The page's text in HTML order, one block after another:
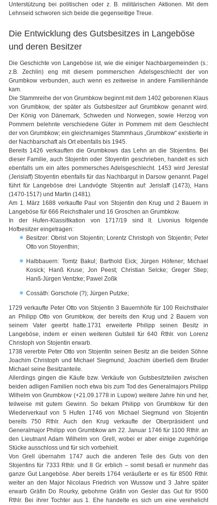
Unterstützung bei politischen oder z. B. militärischen Aktionen. Mit dem
Lehnseid schworen sich beide die gegenseitige Treue.
Die Entwicklung des Gutsbesitzes in Langeböse
und deren Besitzer
Die Geschichte von Langeböse ist, wie die einiger Nachbargemeinden (s.:
z.B. Zechlin) eng mit diesem pommerschen Adelsgeschlecht der von
Grumbkow verbunden, auch wenn es zeitweise in andere Familienhände
kam.
Die Stammreihe der von Grumbkow beginnt mit dem 1402 geborenen Klaus
von Grumbkow, der später als Gutsbesitzer auf Grumbkow genannt wird.
Der König von Dänemark, Schweden und Norwegen, sowie Herzog von
Pommern belehnte verschiedene Güter in Pommern mit dem Geschlecht
der von Grumbkow; ein gleichnamiges Stammhaus „Grumbkow“ existierte in
der Nachbarschaft als Ort ebenfalls bis 1945.
Bereits 1426 verkauften die Grumbkows das Lehn an die Stojentins. Bei
dieser Familie, auch Stojentin oder Stoyentin geschrieben, handelt es sich
ebenfalls um ein altes pommersches Adelsgeschlecht. 1453 wird Jereslaf
(Jerislaff) Stoyentin ebenfalls für das Nachbargut in Darsow genannt. Pagel
führt für Langeböse drei Landvögte Stojentin auf: Jerislaff (1473), Hans
(1470-1517) und Martin (1481).
Am 1. März 1688 verkaufte Paul von Stojentin den Krug und 2 Bauern in
Langeböse für 666 Reichsthaler und 16 Groschen an Grumbkow.
In der Hufen-Klassifikation von 1717/19 sind lt. Livonius folgende
Hofbesitzer eingetragen:
Besitzer: Obrist von Stojentin; Lorentz Christoph von Stojentin; Peter
Otto von Stoyenthin;
Halbbauern: Tomtz Bakul; Barthold Eick; Jürgen Höfener; Michael
Kosick; Hanß Kruse; Jon Peest; Christian Selcke; Greger Stiep;
Hanß-Jürgen Ventzke; Pawel Zoßk
Cossäth: Gorschole (?); Jürgen Putzke;
1729 verkaufte Peter Otto von Stojentin 3 Bauernhöfe für 100 Reichsthaler
an Philipp Otto von Grumbkow, der bereits den Krug und 2 Bauern von
seinem Vater geerbt hatte.1731 erweiterte Philipp seinen Besitz in
Langeböse, indem er einen weiteren Gutsteil für 640 Rthlr. von Lorenz
Christoph von Stojentin erwarb.
1738 vererbte Peter Otto von Stojentin seinen Besitz an die beiden Söhne
Joachim Christoph und Michael Siegmund; Joachim überließ dem Bruder
Michael seine Besitzanteile.
Allerdings gingen die Käufe bzw. Verkäufe von Gutsbesitzteilen zwischen
beiden adligen Familien noch etwa bis zum Tod des Generalmajors Philipp
Wilhelm von Grumbkow (+21.09.1778 in Lupow) weitere Jahre hin und her,
teilweise mit gutem Gewinn. So bekam Philipp von Grumbkow für den
Wiederverkauf von 5 Hufen 1746 von Michael Siegmund von Stojentin
bereits 750 Rthlr. Auch den Krug verkaufte der Oberpräsident und
Generalmajor Philipp von Grumbkow am 22. Januar 1746 für 1100 Rthlr. an
den Lieutnant Adam Wilhelm von Grell, wobei er aber einige zugehörige
Stücke ausschloss und für sich vorbehielt.
Von Grell übernahm 1747 auch die anderen Teile des Guts von den
Stojentins für 7333 Rthlr. und 8 Gr. erblich – somit besaß er nunmehr das
ganze Gut Langeböse. Aber bereits 1764 veräußerte er es für 8500 Rthlr.
weiter an den Major Nicolaus Friedrich von Wussow und 3 Jahre später
erwarb Gräfin Do Rourky, gebohrne Gräfin von Gesler das Gut für 9500
Rthlr. Bei ihrer Tochter aus 1. Ehe handelte es sich um eine verehelicht